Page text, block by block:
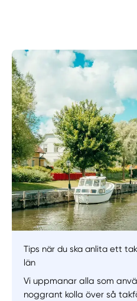
Tips när du ska anlita ett
län
Vi uppmanar alla som
noggrant kolla över så